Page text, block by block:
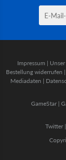
Impressum |
Bestellung widerrufen |
Mediadaten |
GameStar|
Twitter |